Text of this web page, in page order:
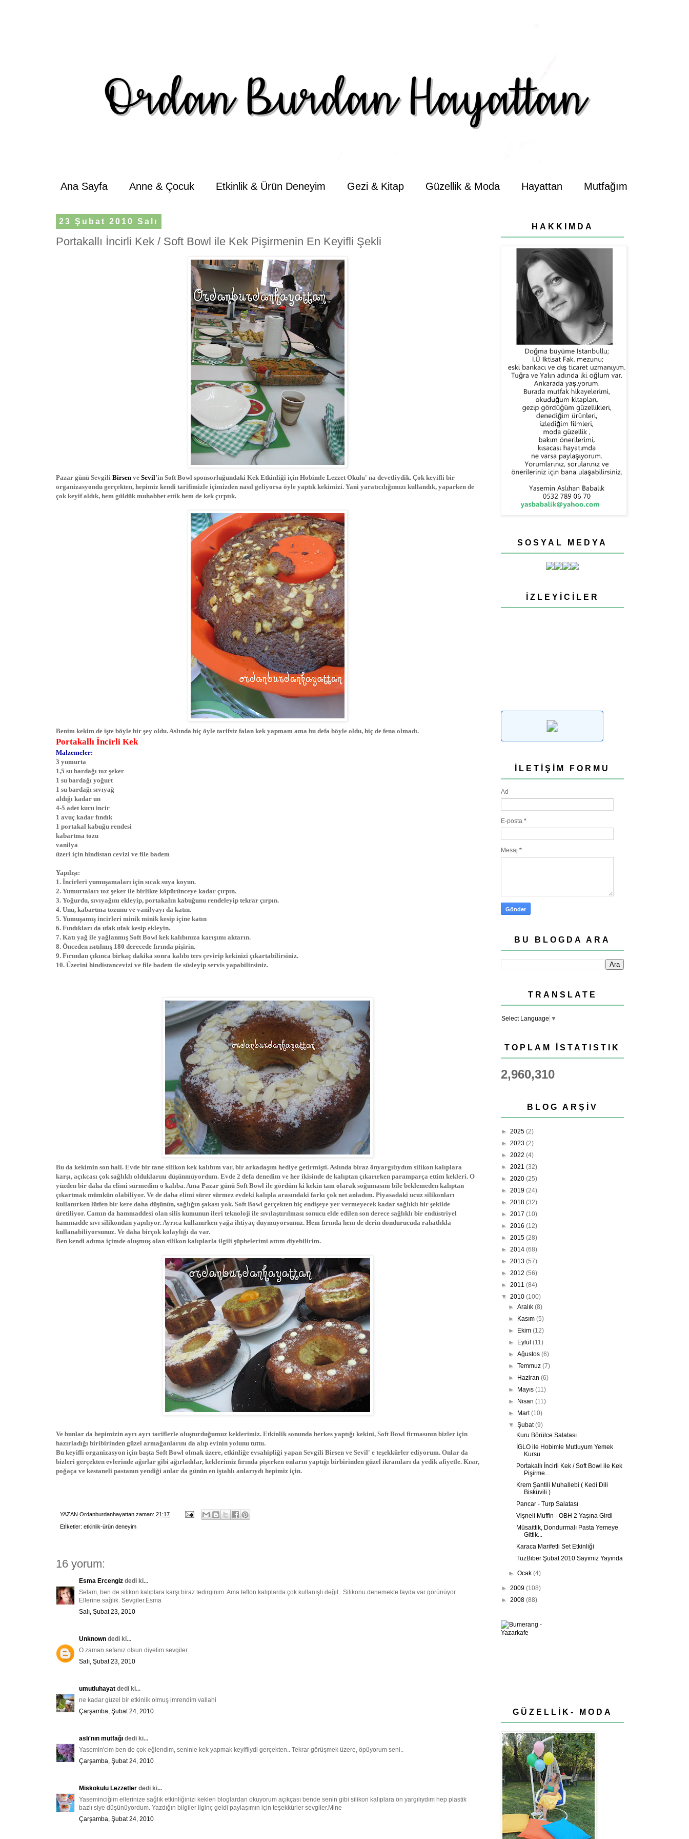
Ana Sayfa Anne & Çocuk Etkinlik & Ürün Deneyim Gezi & Kitap Güzellik & Moda Hayattan Mutfağım
23 Şubat 2010 Salı
Portakallı İncirli Kek / Soft Bowl ile Kek Pişirmenin En Keyifli Şekli
Pazar günü Sevgili Birsen ve Sevil'in Soft Bowl sponsorluğundaki Kek Etkinliği için Hobimle Lezzet Okulu' na devetliydik. Çok keyifli bir
organizasyondu gerçekten, hepimiz kendi tarifimizle içimizden nasıl geliyorsa öyle yaptık kekimizi. Yani yaratıcılığımızı kullandık, yaparken de
çok keyif aldık, hem güldük muhabbet ettik hem de kek çırptık.
Benim kekim de işte böyle bir şey oldu. Aslında hiç öyle tarifsiz falan kek yapmam ama bu defa böyle oldu, hiç de fena olmadı.
Portakallı İncirli Kek
Malzemeler:
3 yumurta
1,5 su bardağı toz şeker
1 su bardağı yoğurt
1 su bardağı sıvıyağ
aldığı kadar un
4-5 adet kuru incir
1 avuç kadar fındık
1 portakal kabuğu rendesi
kabartma tozu
vanilya
üzeri için hindistan cevizi ve file badem
Yapılışı:
1. İncirleri yumuşamaları için sıcak suya koyun.
2. Yumurtaları toz şeker ile birlikte köpürünceye kadar çırpın.
3. Yoğurdu, sıvıyağını ekleyip, portakalın kabuğunu rendeleyip tekrar çırpın.
4. Unu, kabartma tozunu ve vanilyayı da katın.
5. Yumuşamış incirleri minik minik kesip içine katın
6. Fındıkları da ufak ufak kesip ekleyin.
7. Katı yağ ile yağlanmış Soft Bowl kek kalıbınıza karışımı aktarın.
8. Önceden ısıtılmış 180 derecede fırında pişirin.
9. Fırından çıkınca birkaç dakika sonra kalıbı ters çevirip kekinizi çıkartabilirsiniz.
10. Üzerini hindistancevizi ve file badem ile süsleyip servis yapabilirsiniz.
Bu da kekimin son hali. Evde bir tane silikon kek kalıbım var, bir arkadaşım hediye getirmişti. Aslında biraz önyargılıydım silikon kalıplara
karşı, açıkcası çok sağlıklı olduklarını düşünmüyordum. Evde 2 defa denedim ve her ikisinde de kalıptan çıkarırken paramparça ettim kekleri. O
yüzden bir daha da elimi sürmedim o kalıba. Ama Pazar günü Soft Bowl ile gördüm ki kekin tam olarak soğumasını bile beklemeden kalıptan
çıkartmak mümkün olabiliyor. Ve de daha elimi sürer sürmez evdeki kalıpla arasındaki farkı çok net anladım. Piyasadaki ucuz silikonları
kullanırken lütfen bir kere daha düşünün, sağlığın şakası yok. Soft Bowl gerçekten hiç endişeye yer vermeyecek kadar sağlıklı bir şekilde
üretiliyor. Camın da hammaddesi olan silis kumunun ileri teknoloji ile sıvılaştırılması sonucu elde edilen son derece sağlıklı bir endüstriyel
hammadde sıvı silikondan yapılıyor. Ayrıca kullanırken yağa ihtiyaç duymuyorsunuz. Hem fırında hem de derin dondurucuda rahatlıkla
kullanabiliyorsunuz. Ve daha birçok kolaylığı da var.
Ben kendi adıma içimde oluşmuş olan silikon kalıplarla ilgili şüphelerimi attım diyebilirim.
Ve bunlar da hepimizin ayrı ayrı tariflerle oluşturduğumuz keklerimiz. Etkinlik sonunda herkes yaptığı kekini, Soft Bowl firmasının bizler için
hazırladığı biribirinden güzel armağanlarını da alıp evinin yolunu tuttu.
Bu keyifli organizasyon için başta Soft Bowl olmak üzere, etkinliğe evsahipliği yapan Sevgili Birsen ve Sevil' e teşekkürler ediyorum. Onlar da
bizleri gerçekten evlerinde ağırlar gibi ağırladılar, keklerimiz fırında pişerken onların yaptığı birbirinden güzel ikramları da yedik afiyetle. Kısır,
poğaça ve kestaneli pastanın yendiği anlar da günün en iştahlı anlarıydı hepimiz için.
YAZAN Ordanburdanhayattan zaman: 21:17
Etİketler: etkinlik-ürün deneyim
16 yorum:
Esma Ercengiz dedi ki...
Selam, ben de silikon kalıplara karşı biraz tedirginim. Ama teflon kalıplarda çok kullanışlı değil.. Silikonu denemekte fayda var görünüyor.
Ellerine sağlık. Sevgiler.Esma
Salı, Şubat 23, 2010
Unknown dedi ki...
O zaman sefanız olsun diyelim sevgiler
Salı, Şubat 23, 2010
umutluhayat dedi ki...
ne kadar güzel bir etkinlik olmuş imrendim vallahi
Çarşamba, Şubat 24, 2010
aslı'nın mutfağı dedi ki...
Yasemin'cim ben de çok eğlendim, seninle kek yapmak keyifliydi gerçekten.. Tekrar görüşmek üzere, öpüyorum seni..
Çarşamba, Şubat 24, 2010
Miskokulu Lezzetler dedi ki...
Yaseminciğim ellerinize sağlık etkinliğinizi kekleri bloglardan okuyorum açıkçası bende senin gibi silikon kalıplara ön yargılıydım hep plastik
bazlı siye düşünüyordum. Yazdığın bilgiler ilginç geldi paylaşımın için teşekkürler sevgiler.Mine
Çarşamba, Şubat 24, 2010
HAKKIMDA
SOSYAL MEDYA
İZLEYICILER
İLETIŞIM FORMU
Ad
E-posta *
Mesaj *
BU BLOGDA ARA
TRANSLATE
Select Language ▼
TOPLAM İSTATISTIK
2,960,310
BLOG ARŞIV
► 2025 (2)
► 2023 (2)
► 2022 (4)
► 2021 (32)
► 2020 (25)
► 2019 (24)
► 2018 (32)
► 2017 (10)
► 2016 (12)
► 2015 (28)
► 2014 (68)
► 2013 (57)
► 2012 (56)
► 2011 (84)
▼ 2010 (100)
►Aralık(8)
► Kasım(5)
► Ekim(12)
► Eylül(11)
►Ağustos(6)
►Temmuz(7)
► Haziran(6)
► Mayıs(11)
► Nisan(11)
► Mart(10)
▼Şubat(9)
Kuru Börülce Salatası
İGLO ile Hobimle Mutluyum Yemek
Kursu
Portakallı İncirli Kek / Soft Bowl ile Kek
Pişirme...
Krem Şantili Muhallebi ( Kedi Dili
Bisküvili )
Pancar - Turp Salatası
Vişneli Muffin - OBH 2 Yaşına Girdi
Müsaittik, Dondurmalı Pasta Yemeye
Gittik...
Karaca Marifetli Set Etkinliği
TuzBiber Şubat 2010 Sayımız Yayında
►Ocak(4)
► 2009 (108)
► 2008 (88)
GÜZELLİK- MODA